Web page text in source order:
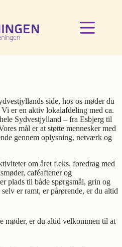
side, hos os møder du
er en aktiv lokalafdeling med ca.
Sydvestjylland – fra Esbjerg til
mål er at støtte mennesker med
gennem oplysning, netværk og
om året f.eks. foredrag med
caféaftener og
plads til både spørgsmål, grin og
er ramt, er pårørende, er du altid
møder, er du altid velkommen til at